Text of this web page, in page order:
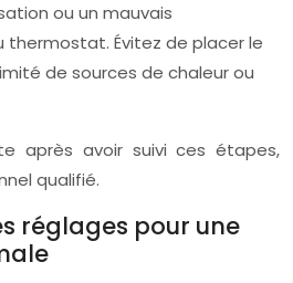
ou un mauvais
Évitez de placer le
de sources de chaleur ou
après avoir suivi ces étapes,
qualifié.
réglages pour une